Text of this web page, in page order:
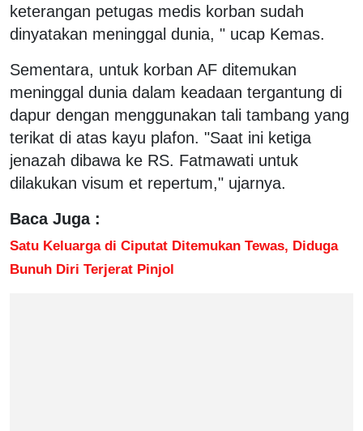
keterangan petugas medis korban sudah
dinyatakan meninggal dunia, " ucap Kemas.
Sementara, untuk korban AF ditemukan
meninggal dunia dalam keadaan tergantung di
dapur dengan menggunakan tali tambang yang
terikat di atas kayu plafon. "Saat ini ketiga
jenazah dibawa ke RS. Fatmawati untuk
dilakukan visum et repertum," ujarnya.
Baca Juga :
Satu Keluarga di Ciputat Ditemukan Tewas, Diduga
Bunuh Diri Terjerat Pinjol